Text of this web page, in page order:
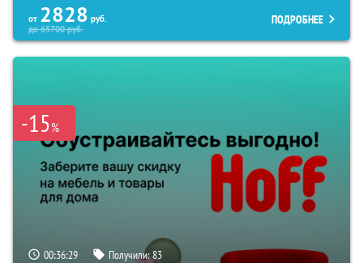
от 2828 руб.
до65700руб.
ПОДРОБНЕЕ
-15%
00:36:28 Получили:83